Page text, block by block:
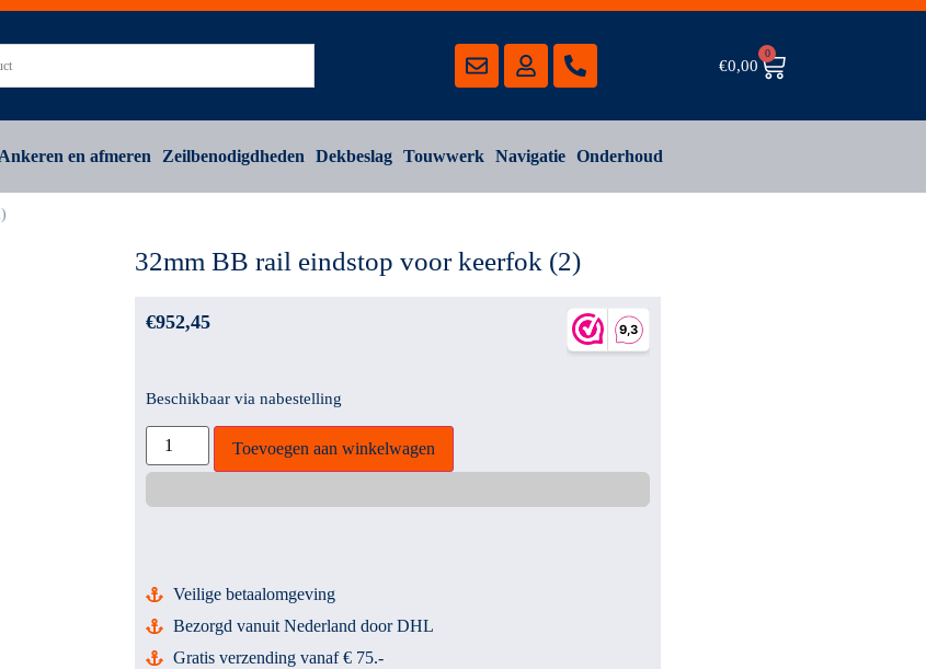
€0,00
0
Ankeren en afmeren Zeilbenodigdheden Dekbeslag Touwwerk Navigatie Onderhoud
32mm BB rail eindstop voor keerfok (2)
€952,45
Beschikbaar via nabestelling
Toevoegen aan winkelwagen
Veilige betaalomgeving
Bezorgd vanuit Nederland door DHL
Gratis verzending vanaf € 75.-